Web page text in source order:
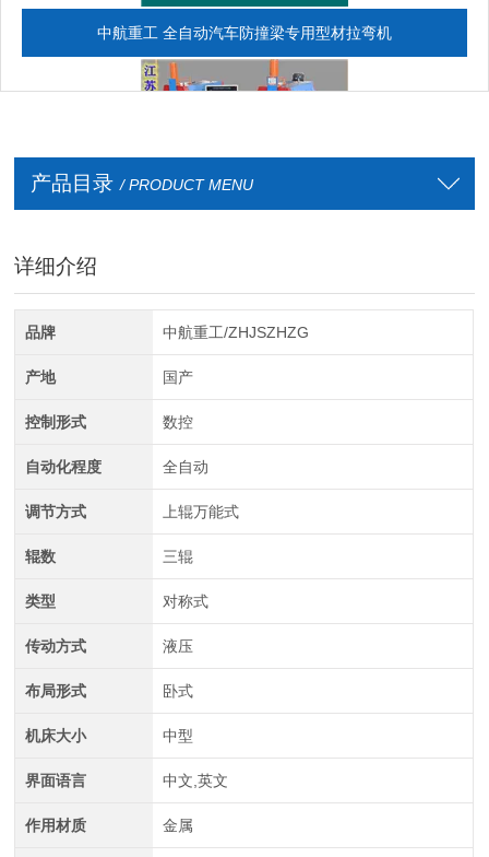
中航重工 全自动汽车防撞梁专用型材拉弯机
全自动CAD导图滚弯机
中航重工 大型拉弯机
产品目录 / PRODUCT MENU
详细介绍
品牌 中航重工/ZHJSZHZG
产地 国产
控制形式 数控
自动化程度 全自动
调节方式 上辊万能式
辊数 三辊
类型 对称式
传动方式 液压
布局形式 卧式
机床大小 中型
界面语言 中文,英文
作用材质 金属